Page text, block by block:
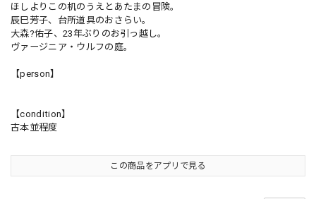
ほしよりこの机のうえとあたまの冒険。
辰巳芳子、台所道具のおさらい。
大森?佑子、23年ぶりのお引っ越し。
ヴァージニア・ウルフの庭。
【person】
【condition】
古本並程度
この商品をアプリで見る